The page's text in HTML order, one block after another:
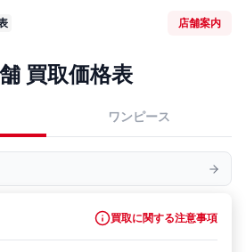
店舗案内
買取価格表
ワンピース
買取に関する注意事項